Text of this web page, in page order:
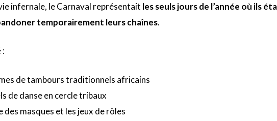
infernale, le Carnaval représentait les seuls jours de l’année où ils
temporairement leurs chaînes.
:
de tambours traditionnels africains
de danse en cercle tribaux
des masques et les jeux de rôles